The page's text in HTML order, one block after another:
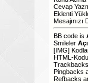
Cevap
Eklenti
Mesajınızı
BB code is
Smileler
[IMG]
HTML-Kodu
Trackbacks
Pingbacks
Refbacks